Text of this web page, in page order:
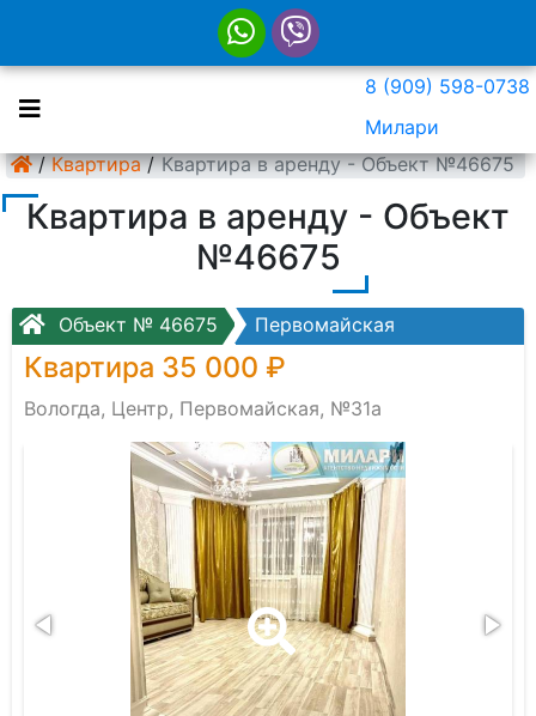
8 (909) 598-0738
Милари
/ Квартира / Квартира в аренду - Объект №46675
Квартира в аренду - Объект
№46675
Объект № 46675 Первомайская
Квартира 35 000 ₽
Вологда, Центр, Первомайская, №31а